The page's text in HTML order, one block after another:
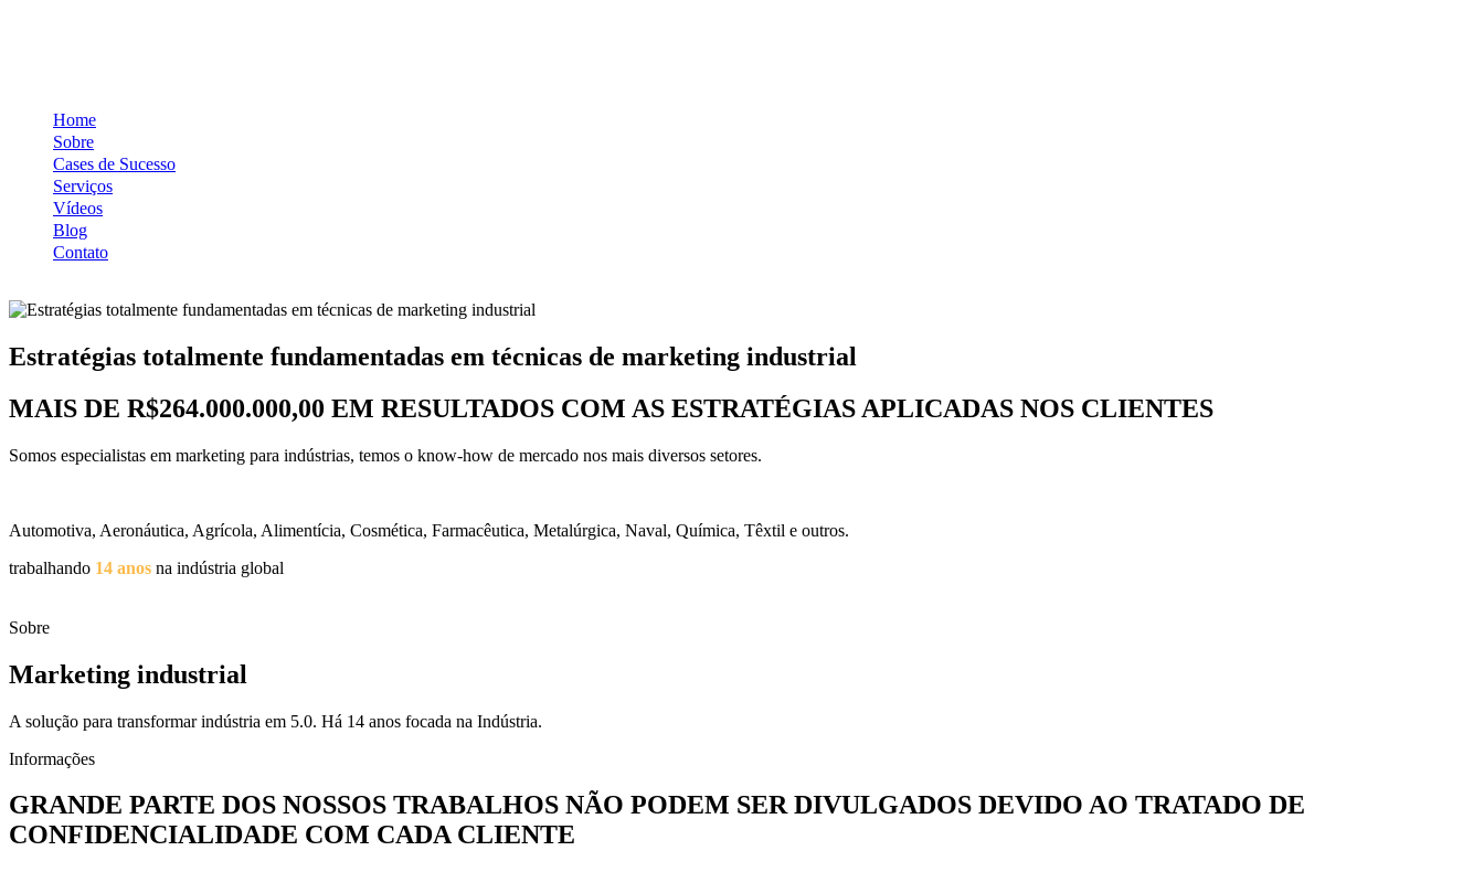
Home
Sobre
Cases de Sucesso
Serviços
Vídeos
Blog
Contato
Estratégias totalmente fundamentadas em técnicas de marketing industrial
MAIS DE R$264.000.000,00 EM RESULTADOS COM AS ESTRATÉGIAS APLICADAS NOS CLIENTES
Somos especialistas em marketing para indústrias, temos o know-how de mercado nos mais diversos setores.
Automotiva, Aeronáutica, Agrícola, Alimentícia, Cosmética, Farmacêutica, Metalúrgica, Naval, Química, Têxtil e outros.
trabalhando 14 anos na indústria global
Sobre
Marketing industrial
A solução para transformar indústria em 5.0. Há 14 anos focada na Indústria.
Informações
GRANDE PARTE DOS NOSSOS TRABALHOS NÃO PODEM SER DIVULGADOS DEVIDO AO TRATADO DE
CONFIDENCIALIDADE COM CADA CLIENTE